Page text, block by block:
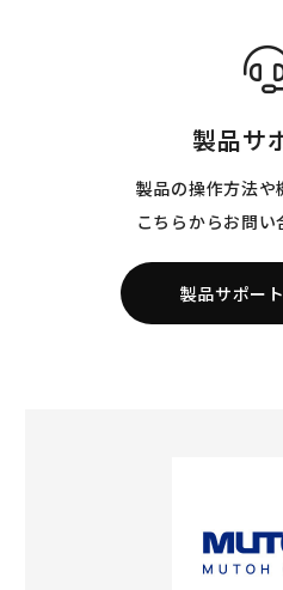
製品サ
製品の操作方法や
こちらからお問
製品サポー